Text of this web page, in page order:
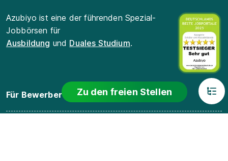
Zu den freien Stellen
Azubiyo ist eine der führenden Spezial-
Jobbörsen für
Ausbildung und Duales Studium.
Für Bewerber